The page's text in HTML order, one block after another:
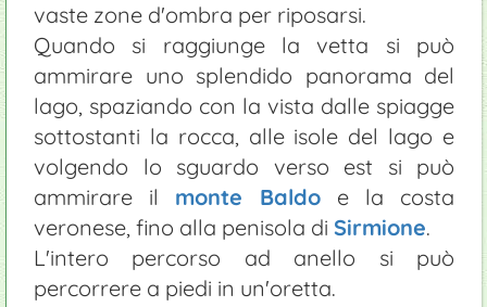
vaste zone d'ombra per riposarsi.
Quando si raggiunge la vetta si può
ammirare uno splendido panorama del
lago, spaziando con la vista dalle spiagge
sottostanti la rocca, alle isole del lago e
volgendo lo sguardo verso est si può
ammirare il monte Baldo e la costa
veronese, fino alla penisola di Sirmione.
L'intero percorso ad anello si può
percorrere a piedi in un'oretta.